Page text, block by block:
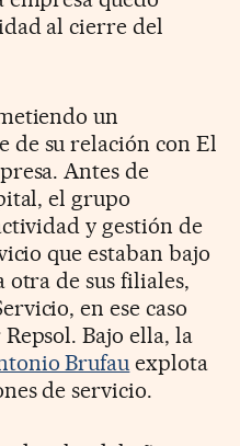
al cierre del
un
de su relación con El
Antes de
el grupo
y gestión de
que estaban bajo
de sus filiales,
en ese caso
Bajo ella, la
Brufau explota
de servicio.